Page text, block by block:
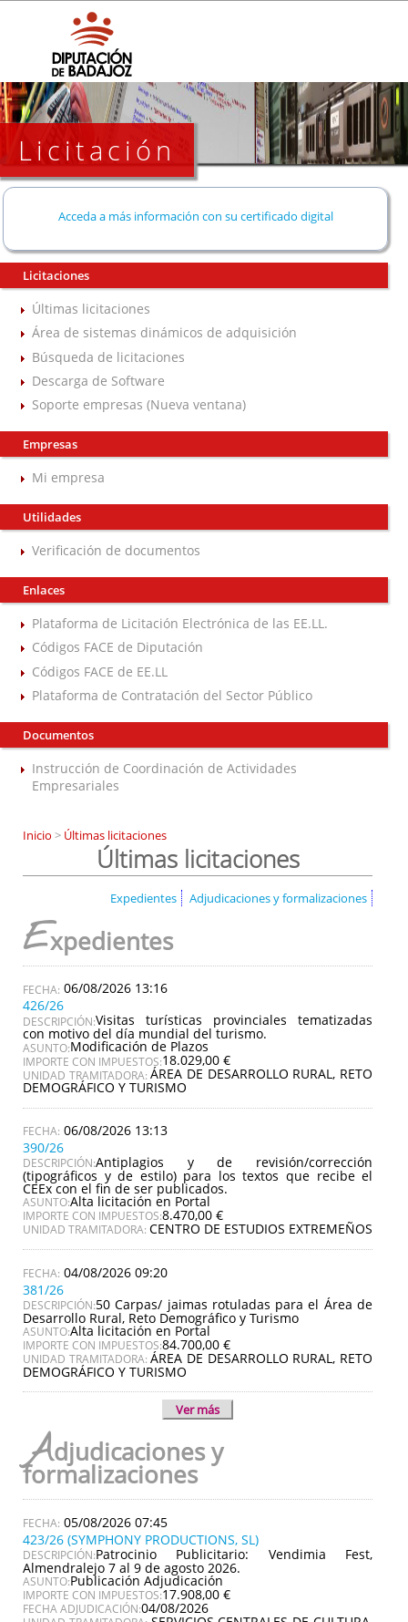
Licitación
Acceda a más información con su certificado digital
Licitaciones
Últimas licitaciones
Área de sistemas dinámicos de adquisición
Búsqueda de licitaciones
Descarga de Software
Soporte empresas (Nueva ventana)
Empresas
Mi empresa
Utilidades
Verificación de documentos
Enlaces
Plataforma de Licitación Electrónica de las EE.LL.
Códigos FACE de Diputación
Códigos FACE de EE.LL
Plataforma de Contratación del Sector Público
Documentos
Instrucción de Coordinación de Actividades
Empresariales
Inicio > Últimas licitaciones
Últimas licitaciones
Expedientes Adjudicaciones y formalizaciones
Expedientes
06/08/2026 13:16
426/26
DESCRIPCIÓN:Visitas turísticas provinciales tematizadas
con motivo del día mundial del turismo.
ASUNTO:Modificación de Plazos
IMPORTE CON IMPUESTOS:18.029,00 €
UNIDAD TRAMITADORA:ÁREA DE DESARROLLO RURAL, RETO
DEMOGRÁFICO Y TURISMO
06/08/2026 13:13
390/26
DESCRIPCIÓN:Antiplagios y de revisión/corrección
(tipográficos y de estilo) para los textos que recibe el
CEEx con el fin de ser publicados.
ASUNTO:Alta licitación en Portal
IMPORTE CON IMPUESTOS:8.470,00 €
UNIDAD TRAMITADORA: CENTRO DE ESTUDIOS EXTREMEÑOS
04/08/2026 09:20
381/26
DESCRIPCIÓN:50 Carpas/ jaimas rotuladas para el Área de
Desarrollo Rural, Reto Demográfico y Turismo
ASUNTO:Alta licitación en Portal
IMPORTE CON IMPUESTOS:84.700,00 €
UNIDAD TRAMITADORA:ÁREA DE DESARROLLO RURAL, RETO
DEMOGRÁFICO Y TURISMO
Ver más
Adjudicaciones y
formalizaciones
05/08/2026 07:45
423/26 (SYMPHONY PRODUCTIONS, SL)
DESCRIPCIÓN:Patrocinio Publicitario: Vendimia Fest,
Almendralejo 7 al 9 de agosto 2026.
ASUNTO:Publicación Adjudicación
IMPORTE CON IMPUESTOS:17.908,00 €
FECHA ADJUDICACIÓN:04/08/2026